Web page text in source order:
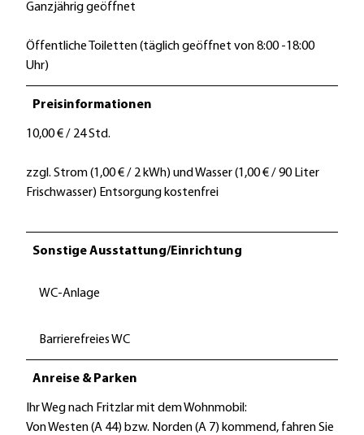
Ganzjährig geöffnet
Öffentliche Toiletten (täglich geöffnet von 8:00 -18:00
Uhr)
Preisinformationen
10,00 € / 24 Std.
zzgl. Strom (1,00 € / 2 kWh) und Wasser (1,00 € / 90 Liter
Frischwasser) Entsorgung kostenfrei
Sonstige Ausstattung/Einrichtung
WC-Anlage
Barrierefreies WC
Anreise & Parken
Ihr Weg nach Fritzlar mit dem Wohnmobil:
Von Westen (A 44) bzw. Norden (A 7) kommend, fahren Sie